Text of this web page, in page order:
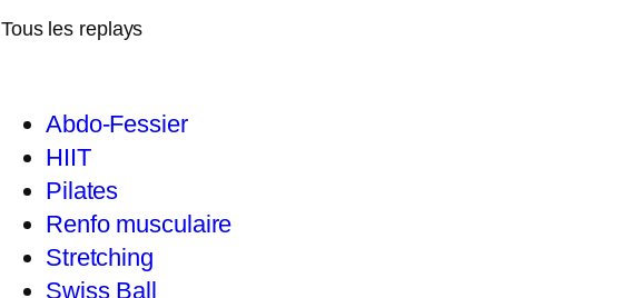
Tous les replays
Abdo-Fessier
HIIT
Pilates
Renfo musculaire
Stretching
Swiss Ball